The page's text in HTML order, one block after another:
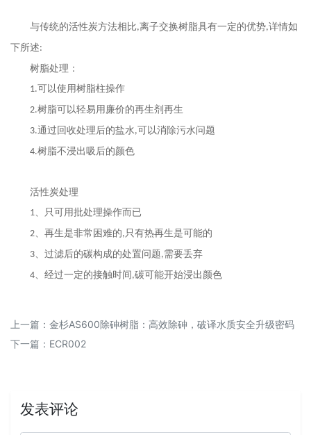
与传统的活性炭方法相比,离子交换树脂具有一定的优势,详情如
下所述:
树脂处理：
1.可以使用树脂柱操作
2.树脂可以轻易用廉价的再生剂再生
3.通过回收处理后的盐水,可以消除污水问题
4.树脂不浸出吸后的颜色
活性炭处理
1、只可用批处理操作而已
2、再生是非常困难的, 只有热再生是可能的
3、过滤后的碳构成的处置问题,需要丢弃
4、经过一定的接触时间 ,碳可能开始浸出颜色
上一篇 ： 金杉AS600除砷树脂：高效除砷，破译水质安全升级密码
下一篇 ： ECR002
发表评论